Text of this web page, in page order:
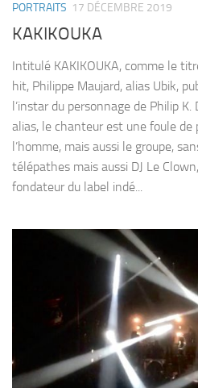
PORTRAITS 17 DÉCEMBRE 2019
KAKIKOUKA
Intitulé KAKIKOUKA, comme le
hit, Philippe Maujard, alias Ubik,
l’instar du personnage de Philip
alias, le chanteur est une foule de
l’homme, mais aussi le groupe,
télépathes mais aussi DJ Le
fondateur du label indé...